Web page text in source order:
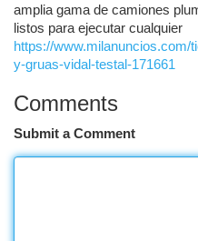
amplia gama de camiones
listos para ejecutar cualquier
https://www.milanuncios.com/
y-gruas-vidal-testal-171661
Comments
Submit a Comment